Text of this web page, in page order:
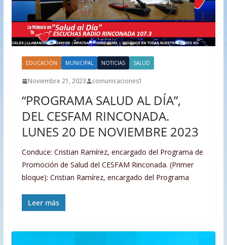
EDUCACIÓN MUNICIPAL NOTICIAS SALUD
Noviembre 21, 2023 comunicaciones1
“PROGRAMA SALUD AL DÍA”,
DEL CESFAM RINCONADA.
LUNES 20 DE NOVIEMBRE 2023
Conduce: Cristian Ramírez, encargado del Programa de
Promoción de Salud del CESFAM Rinconada. (Primer
bloque): Cristian Ramírez, encargado del Programa
Leer más